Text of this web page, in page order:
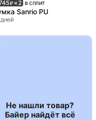
₽× 2 в сплит
Sanrio PU
Не нашли товар?
Байер найдёт всё